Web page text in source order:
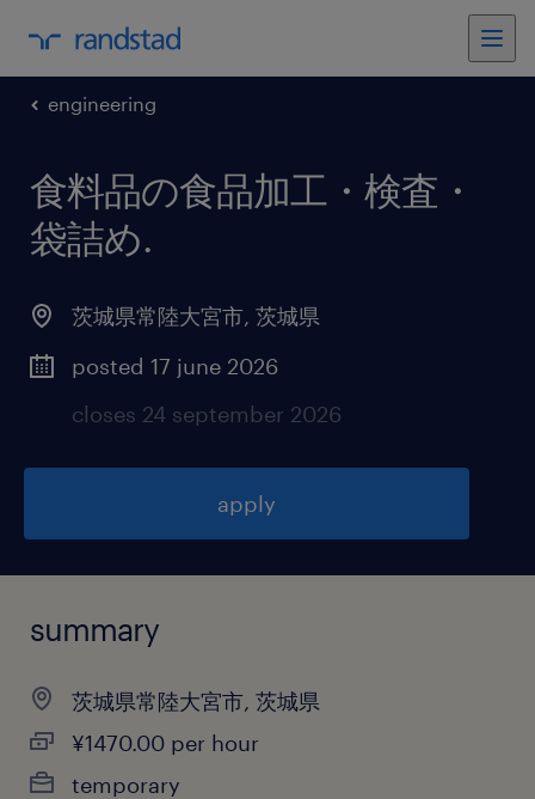
engineering
食料品の食品加工・検査・
袋詰め.
茨城県常陸大宮市, 茨城県
posted 17 june 2026
closes 24 september 2026
apply
summary
茨城県常陸大宮市, 茨城県
¥1470.00 per hour
temporary